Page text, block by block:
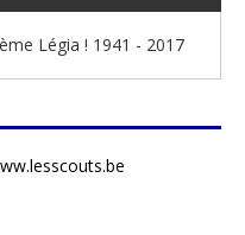
Légia ! 1941 - 2017